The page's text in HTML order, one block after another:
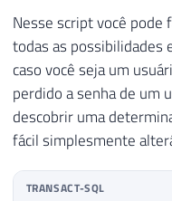
Nesse script você pode
todas as possibilidades
caso você seja um
perdido a senha de um
descobrir uma
fácil simplesmente
TRANSACT-SQL